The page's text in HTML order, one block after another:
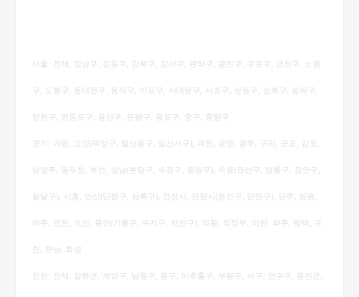
서울: 전체, 강남구, 강동구, 강북구, 강서구, 관악구, 광진구, 구로구, 금천구, 노원
구, 도봉구, 동대문구, 동작구, 마포구, 서대문구, 서초구, 성동구, 성북구, 송파구,
양천구, 영등포구, 용산구, 은평구, 종로구, 중구, 중랑구
경기: 가평, 고양(덕양구, 일산동구, 일산서구), 과천, 광명, 광주, 구리, 군포, 김포,
남양주, 동두천, 부천, 성남(분당구, 수정구, 중원구), 수원(권선구, 영통구, 장안구,
팔달구), 시흥, 안산(단원구, 상록구), 안성시, 안양시(동안구, 만안구), 양주, 양평,
여주, 연천, 오산, 용인(기흥구, 수지구, 처인구), 의왕, 의정부, 이천, 파주, 평택, 포
천, 하남, 화성
인천: 전체, 강화군, 계양구, 남동구, 동구, 미추홀구, 부평구, 서구, 연수구, 옹진군,